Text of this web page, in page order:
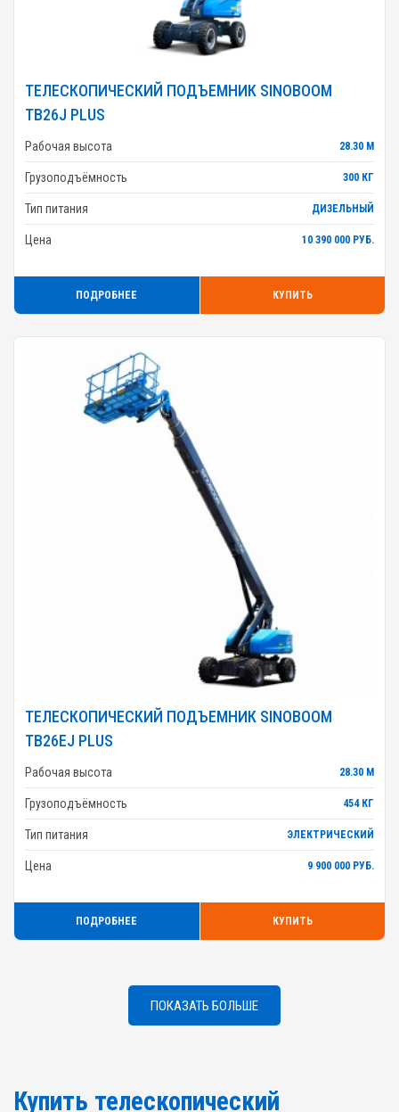
ТЕЛЕСКОПИЧЕСКИЙ ПОДЪЕМНИК SINOBOOM
TB26J PLUS
Рабочая высота 28.30 М
Грузоподъёмность 300 КГ
Тип питания ДИЗЕЛЬНЫЙ
Цена 10 390 000 РУБ.
ПОДРОБНЕЕ КУПИТЬ
ТЕЛЕСКОПИЧЕСКИЙ ПОДЪЕМНИК SINOBOOM
TB26EJ PLUS
Рабочая высота 28.30 М
Грузоподъёмность 454 КГ
Тип питания ЭЛЕКТРИЧЕСКИЙ
Цена 9 900 000 РУБ.
ПОДРОБНЕЕ КУПИТЬ
ПОКАЗАТЬ БОЛЬШЕ
Купить телескопический